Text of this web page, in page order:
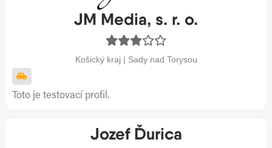
JM Media, s. r. o.
Košický kraj | Sady nad Torysou
Toto je testovací profil.
Jozef Ďurica